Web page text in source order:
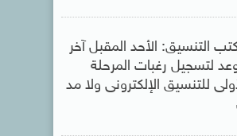
التنسيق: الأحد المقبل آخر
لتسجيل رغبات المرحلة
للتنسيق الإلكترونى ولا مد